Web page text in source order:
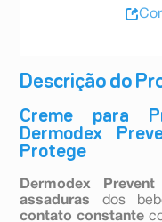
Descrição do
Creme para
Dermodex
Protege
Dermodex Prevent
assaduras dos
contato constante